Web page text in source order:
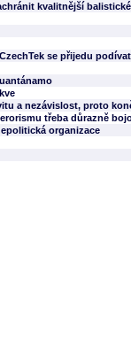
kvalitnější
se přijedu
a nezávislost, proto
třeba důrazně
organizace